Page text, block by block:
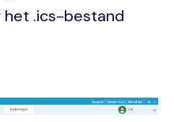
het .ics-bestand